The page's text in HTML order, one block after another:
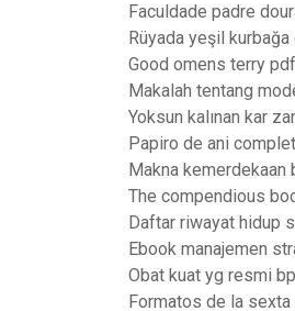
Faculdade padre
Rüyada yeşil
Good omens terry pdf
Makalah tentang
Yoksun kalınan kar
Papiro de ani
Makna kemerdekaan
The compendious
Daftar riwayat hidup
Ebook manajemen
Obat kuat yg resmi
Formatos de la